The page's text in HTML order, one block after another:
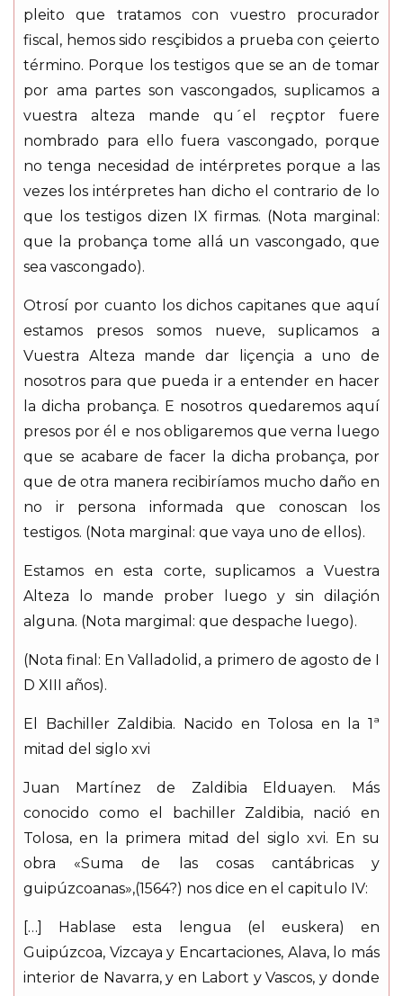
pleito que tratamos con vuestro procurador
fiscal, hemos sido resçibidos a prueba con çeierto
término. Porque los testigos que se an de tomar
por ama partes son vascongados, suplicamos a
vuestra alteza mande qu´el reçptor fuere
nombrado para ello fuera vascongado, porque
no tenga necesidad de intérpretes porque a las
vezes los intérpretes han dicho el contrario de lo
que los testigos dizen IX firmas. (Nota marginal:
que la probança tome allá un vascongado, que
sea vascongado).
Otrosí por cuanto los dichos capitanes que aquí
estamos presos somos nueve, suplicamos a
Vuestra Alteza mande dar liçençia a uno de
nosotros para que pueda ir a entender en hacer
la dicha probança. E nosotros quedaremos aquí
presos por él e nos obligaremos que verna luego
que se acabare de facer la dicha probança, por
que de otra manera recibiríamos mucho daño en
no ir persona informada que conoscan los
testigos. (Nota marginal: que vaya uno de ellos).
Estamos en esta corte, suplicamos a Vuestra
Alteza lo mande prober luego y sin dilaçión
alguna. (Nota margimal: que despache luego).
(Nota final: En Valladolid, a primero de agosto de I
D XIII años).
El Bachiller Zaldibia. Nacido en Tolosa en la 1ª
mitad del siglo xvi
Juan Martínez de Zaldibia Elduayen. Más
conocido como el bachiller Zaldibia, nació en
Tolosa, en la primera mitad del siglo xvi. En su
obra «Suma de las cosas cantábricas y
guipúzcoanas»,(1564?) nos dice en el capitulo IV:
[…] Hablase esta lengua (el euskera) en
Guipúzcoa, Vizcaya y Encartaciones, Alava, lo más
interior de Navarra, y en Labort y Vascos, y donde